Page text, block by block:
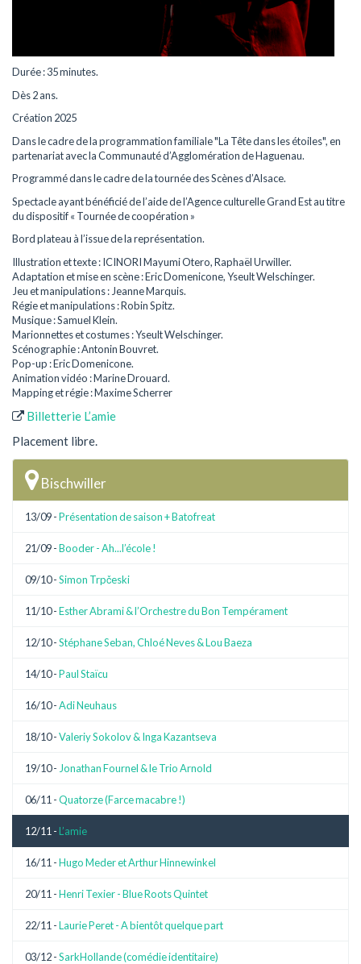
Durée : 35 minutes.
Dès 2 ans.
Création 2025
Dans le cadre de la programmation familiale "La Tête dans les étoiles", en
partenariat avec la Communauté d’Agglomération de Haguenau.
Programmé dans le cadre de la tournée des Scènes d’Alsace.
Spectacle ayant bénéficié de l’aide de l’Agence culturelle Grand Est au titre
du dispositif « Tournée de coopération »
Bord plateau à l’issue de la représentation.
Illustration et texte : ICINORI Mayumi Otero, Raphaël Urwiller.
Adaptation et mise en scène : Eric Domenicone, Yseult Welschinger.
Jeu et manipulations : Jeanne Marquis.
Régie et manipulations : Robin Spitz.
Musique : Samuel Klein.
Marionnettes et costumes : Yseult Welschinger.
Scénographie : Antonin Bouvret.
Pop-up : Eric Domenicone.
Animation vidéo : Marine Drouard.
Mapping et régie : Maxime Scherrer
Billetterie L’amie
Placement libre.
Bischwiller
13/09 -Présentation de saison + Batofreat
21/09 -Booder - Ah...l’école !
09/10 -Simon Trpčeski
11/10 -Esther Abrami & l’Orchestre du Bon Tempérament
12/10 -Stéphane Seban, Chloé Neves & Lou Baeza
14/10 -Paul Staïcu
16/10 -Adi Neuhaus
18/10 -Valeriy Sokolov & Inga Kazantseva
19/10 - Jonathan Fournel & le Trio Arnold
06/11 -Quatorze (Farce macabre !)
12/11 - L’amie
16/11 -Hugo Meder et Arthur Hinnewinkel
20/11 -Henri Texier - Blue Roots Quintet
22/11 -Laurie Peret - A bientôt quelque part
03/12 -SarkHollande (comédie identitaire)